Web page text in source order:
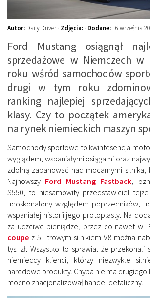
Autor: Daily Driver · Zdjęcia: · Dodane: 16 września
Ford Mustang osiągnął
sprzedażowe w Niemczech w
roku wśród samochodów
drugi w tym roku
ranking najlepiej
klasy. Czy to początek
na rynek niemieckich maszyn
Samochody sportowe to kwintesencja
wyglądem, wspaniałymi osiągami oraz
zdolną zapanować nad mocarnymi silnika,
Najnowszy Ford Mustang Fastback ,
S550, to niesamowity przedstawiciel tejże
udoskonalony względem poprzedników,
wspaniałej historii jego protoplasty. Na
za uczciwe pieniądze, przez co nawet w
coupe z 5-litrowym silnikiem V8 można
tys. zł. Wszystko to sprawia, że
niemieccy klienci, którzy niezwykle
narodowe produkty. Chyba nie ma drugiego
mocno znacjonalizował handel detaliczny.